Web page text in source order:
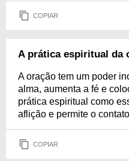
COPIAR
A prática espiritual da
A oração tem um poder
alma, aumenta a fé e
prática espiritual como
aflição e permite o
COPIAR